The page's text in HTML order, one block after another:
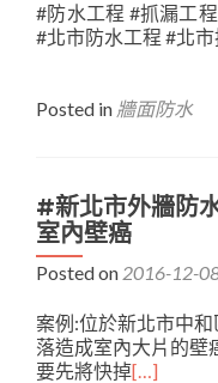
#防水工程 #抓漏工
#北市防水工程 #北
Posted in 牆面防水
#新北市外牆防
室內壁癌
Posted on 2016-12-
案例:位於新北市中
落造成室內大片的壁
要先將快掉[…]